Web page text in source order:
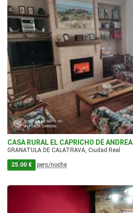
CASA RURAL EL CAPRICHO DE ANDREA
GRANATULA DE CALATRAVA, Ciudad Real
25.00 € pers/noche